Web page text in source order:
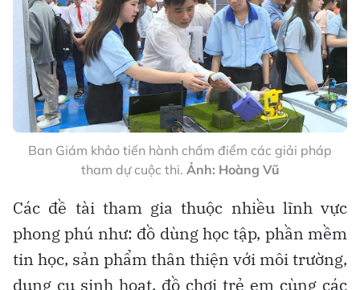
Ban Giám khảo tiến hành chấm điểm các giải pháp
tham dự cuộc thi. Ảnh: Hoàng Vũ
Các đề tài tham gia thuộc nhiều lĩnh vực
phong phú như: đồ dùng học tập, phần mềm
tin học, sản phẩm thân thiện với môi trường,
dụng cụ sinh hoạt, đồ chơi trẻ em cùng các